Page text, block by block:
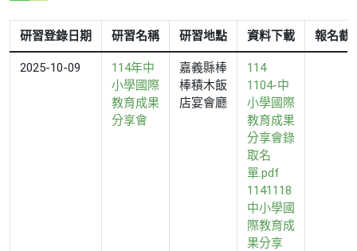
研習登錄日期 研習名稱 研習地點 資料下載 報名截
2025-10-09
114年中
小學國際
教育成果
分享會
嘉義縣棒
棒積木飯
店宴會廳
114
1104-中
小學國際
教育成果
分享會錄
取名
單.pdf
1141118
中小學國
際教育成
果分享